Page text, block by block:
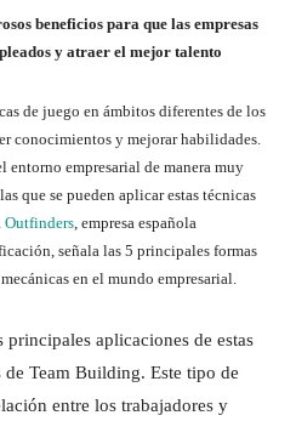
beneficios para que las empresas
y atraer el mejor talento
de juego en ámbitos diferentes de los
conocimientos y mejorar habilidades.
entorno empresarial de manera muy
que se pueden aplicar estas técnicas
Outfinders, empresa española
señala las 5 principales formas
en el mundo empresarial.
aplicaciones de estas
Team Building. Este tipo de
entre los trabajadores y